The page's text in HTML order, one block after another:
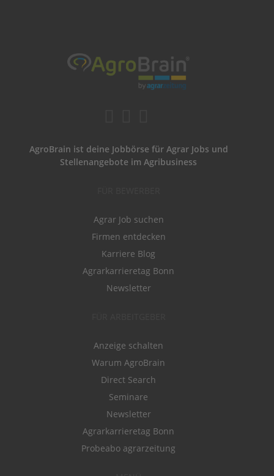
AgroBrain ist deine Jobbörse für Agrar Jobs und
Stellenangebote im Agribusiness
Agrar Job suchen
Firmen entdecken
Karriere Blog
Agrarkarrieretag Bonn
Newsletter
Anzeige schalten
Warum AgroBrain
Direct Search
Seminare
Newsletter
Agrarkarrieretag Bonn
Probeabo agrarzeitung